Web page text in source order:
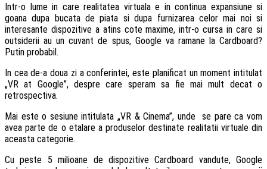
Intr-o lume in care realitatea virtuala e in continua expansiune si
goana dupa bucata de piata si dupa furnizarea celor mai noi si
interesante dispozitive a atins cote maxime, intr-o cursa in care si
outsiderii au un cuvant de spus, Google va ramane la Cardboard?
Putin probabil.
In cea de-a doua zi a conferintei, este planificat un moment intitulat
„VR at Google”, despre care speram sa fie mai mult decat o
retrospectiva.
Mai este o sesiune intitulata „VR & Cinema”, unde se pare ca vom
avea parte de o etalare a produselor destinate realitatii virtuale din
aceasta categorie.
Cu peste 5 milioane de dispozitive Cardboard vandute, Google